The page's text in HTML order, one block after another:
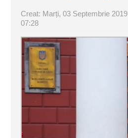
Creat: Marți, 03 Septembrie 2019
07:28